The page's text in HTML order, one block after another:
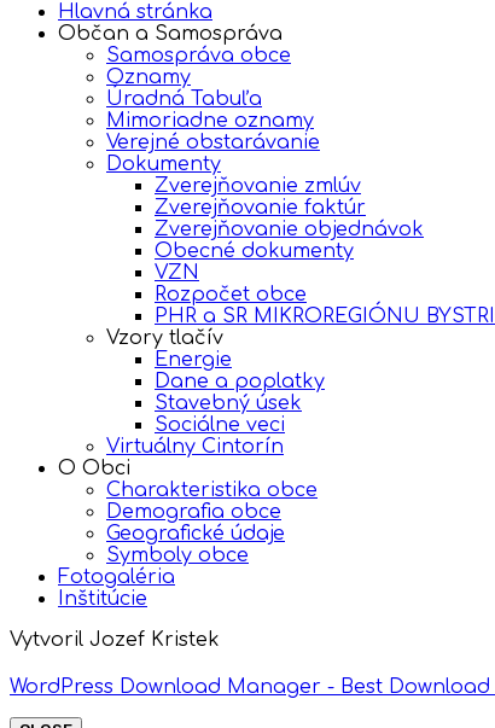
Hlavná stránka
Občan a Samospráva
Samospráva obce
Oznamy
Úradná Tabuľa
Mimoriadne oznamy
Verejné obstarávanie
Dokumenty
Zverejňovanie zmlúv
Zverejňovanie faktúr
Zverejňovanie objednávok
Obecné dokumenty
VZN
Rozpočet obce
PHR a SR MIKROREGIÓNU
Vzory tlačív
Energie
Dane a poplatky
Stavebný úsek
Sociálne veci
Virtuálny Cintorín
O Obci
Charakteristika obce
Demografia obce
Geografické údaje
Symboly obce
Fotogaléria
Inštitúcie
Vytvoril Jozef Kristek
WordPress Download Manager - Best